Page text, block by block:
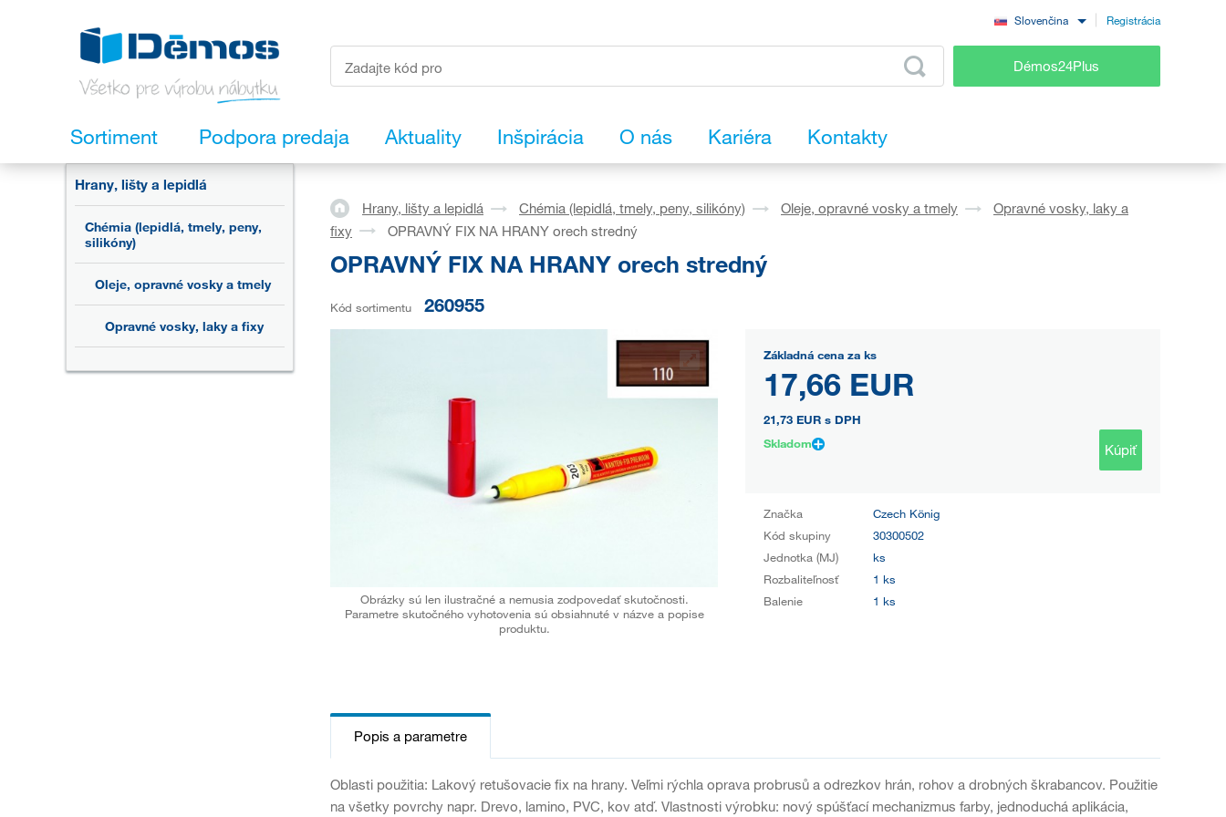
Slovenčina Registrácia
Démos24Plus
Sortiment Podpora predaja Aktuality Inšpirácia O nás Kariéra Kontakty
Hrany, lišty a lepidlá
Chémia (lepidlá, tmely, peny,
silikóny)
Oleje, opravné vosky a tmely
Opravné vosky, laky a fixy
Hrany, lišty a lepidlá Chémia (lepidlá, tmely, peny, silikóny) Oleje, opravné vosky a tmely
Opravné vosky, laky a
fixy
OPRAVNÝ FIX NA HRANY orech stredný
OPRAVNÝ FIX NA HRANY orech stredný
Kód sortimentu 260955
Obrázky sú len ilustračné a nemusia zodpovedať skutočnosti.
Parametre skutočného vyhotovenia sú obsiahnuté v názve a popise
produktu.
Základná cena za ks
17,66 EUR
21,73 EUR s DPH
Skladom
Kúpiť
Značka
Czech König
Kód skupiny
30300502
Jednotka (MJ)
ks
Rozbaliteľnosť
1 ks
Balenie
1 ks
Popis a parametre
Oblasti použitia: Lakový retušovacie fix na hrany. Veľmi rýchla oprava probrusů a odrezkov hrán, rohov a drobných škrabancov. Použitie
na všetky povrchy napr. Drevo, lamino, PVC, kov atď. Vlastnosti výrobku: nový spúšťací mechanizmus farby, jednoduchá aplikácia,